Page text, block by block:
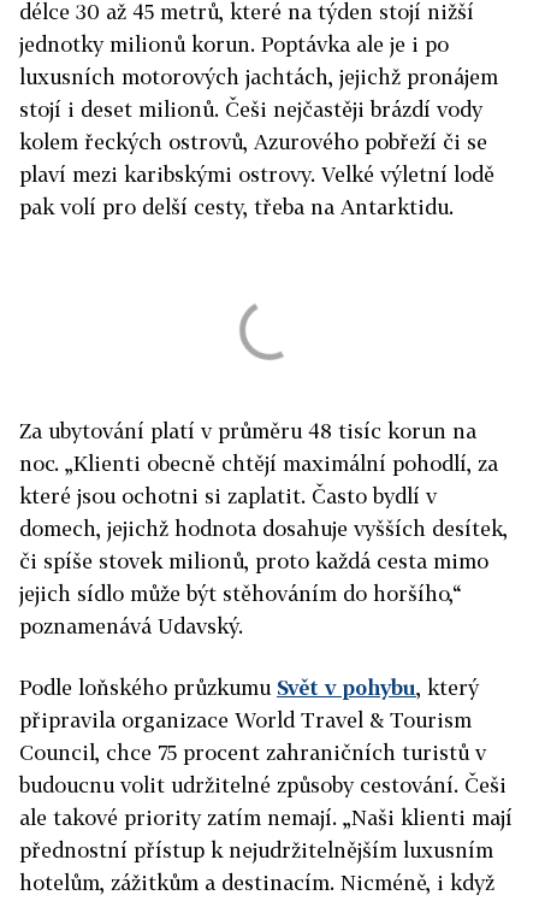
délce 30 až 45 metrů, které na týden stojí nižší
jednotky milionů korun. Poptávka ale je i po
luxusních motorových jachtách, jejichž pronájem
stojí i deset milionů. Češi nejčastěji brázdí vody
kolem řeckých ostrovů, Azurového pobřeží či se
plaví mezi karibskými ostrovy. Velké výletní lodě
pak volí pro delší cesty, třeba na Antarktidu.
Za ubytování platí v průměru 48 tisíc korun na
noc. „Klienti obecně chtějí maximální pohodlí, za
které jsou ochotni si zaplatit. Často bydlí v
domech, jejichž hodnota dosahuje vyšších desítek,
či spíše stovek milionů, proto každá cesta mimo
jejich sídlo může být stěhováním do horšího,“
poznamenává Udavský.
Podle loňského průzkumu Svět v pohybu, který
připravila organizace World Travel & Tourism
Council, chce 75 procent zahraničních turistů v
budoucnu volit udržitelné způsoby cestování. Češi
ale takové priority zatím nemají. „Naši klienti mají
přednostní přístup k nejudržitelnějším luxusním
hotelům, zážitkům a destinacím. Nicméně, i když